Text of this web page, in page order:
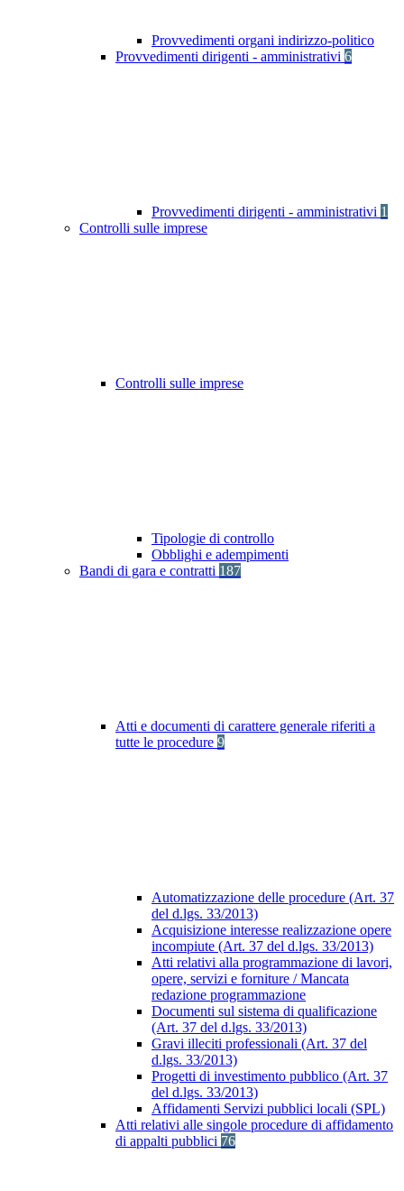
Provvedimenti organi indirizzo-politico
Provvedimenti dirigenti - amministrativi 6
Provvedimenti dirigenti - amministrativi 1
Controlli sulle imprese
Controlli sulle imprese
Tipologie di controllo
Obblighi e adempimenti
Bandi di gara e contratti 187
Atti e documenti di carattere generale riferiti a
tutte le procedure 9
Automatizzazione delle procedure (Art. 37
del d.lgs. 33/2013)
Acquisizione interesse realizzazione opere
incompiute (Art. 37 del d.lgs. 33/2013)
Atti relativi alla programmazione di lavori,
opere, servizi e forniture / Mancata
redazione programmazione
Documenti sul sistema di qualificazione
(Art. 37 del d.lgs. 33/2013)
Gravi illeciti professionali (Art. 37 del
d.lgs. 33/2013)
Progetti di investimento pubblico (Art. 37
del d.lgs. 33/2013)
Affidamenti Servizi pubblici locali (SPL)
Atti relativi alle singole procedure di affidamento
di appalti pubblici 76